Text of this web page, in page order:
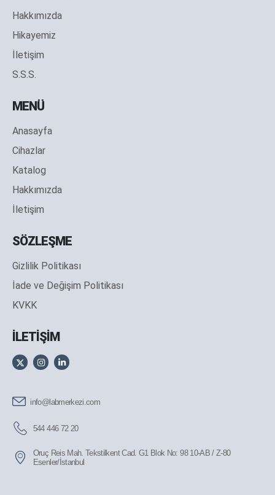
Hakkımızda
Hikayemiz
İletişim
S.S.S.
MENÜ
Anasayfa
Cihazlar
Katalog
Hakkımızda
İletişim
SÖZLEŞME
Gizlilik Politikası
İade ve Değişim Politikası
KVKK
İLETİŞİM
info@labmerkezi.com
544 446 72 20
Oruç Reis Mah. Tekstilkent Cad. G1 Blok No: 98 10-AB / Z-80
Esenler/İstanbul